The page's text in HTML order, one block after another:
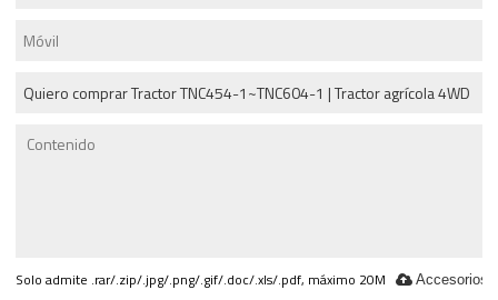
Solo admite .rar/.zip/.jpg/.png/.gif/.doc/.xls/.pdf, máximo 20M Accesorios